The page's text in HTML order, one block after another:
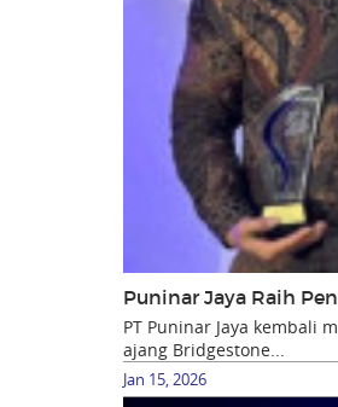
Puninar Jaya Raih
PT Puninar Jaya kembali
ajang Bridgestone...
Jan 15, 2026